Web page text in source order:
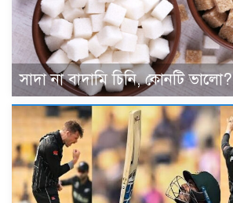
সাদা না বাদামি চিনি, কোনটি ভালো?